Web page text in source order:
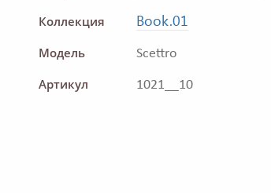
Коллекция Book.01
Модель Scettro
Артикул 1021__10